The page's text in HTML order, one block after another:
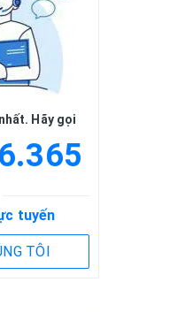
Hãy gọi
tuyến
TÔI